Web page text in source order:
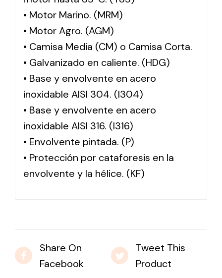
• Motor Marino. (MRM)
• Motor Agro. (AGM)
• Camisa Media (CM) o Camisa Corta.
• Galvanizado en caliente. (HDG)
• Base y envolvente en acero
inoxidable AISI 304. (I304)
• Base y envolvente en acero
inoxidable AISI 316. (I316)
• Envolvente pintada. (P)
• Protección por cataforesis en la
envolvente y la hélice. (KF)
Share On
Facebook
Tweet This
Product